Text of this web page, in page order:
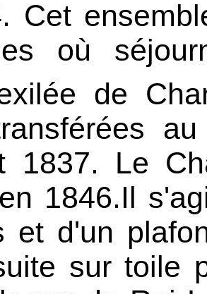
Cet
où
de
1837. Le
1846.Il
et d'un
sur toile